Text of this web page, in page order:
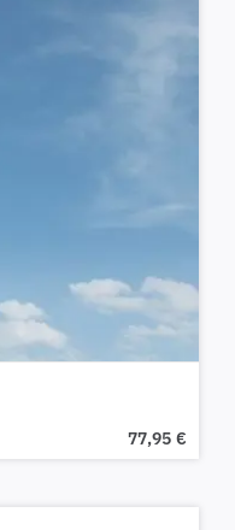
77,95 €